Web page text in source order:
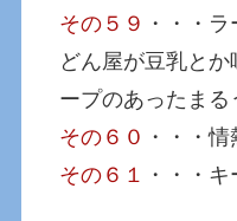
その５９ ・・・
どん屋が豆乳と
ープのあったまる
その６０ ・・・
その６１ ・・・